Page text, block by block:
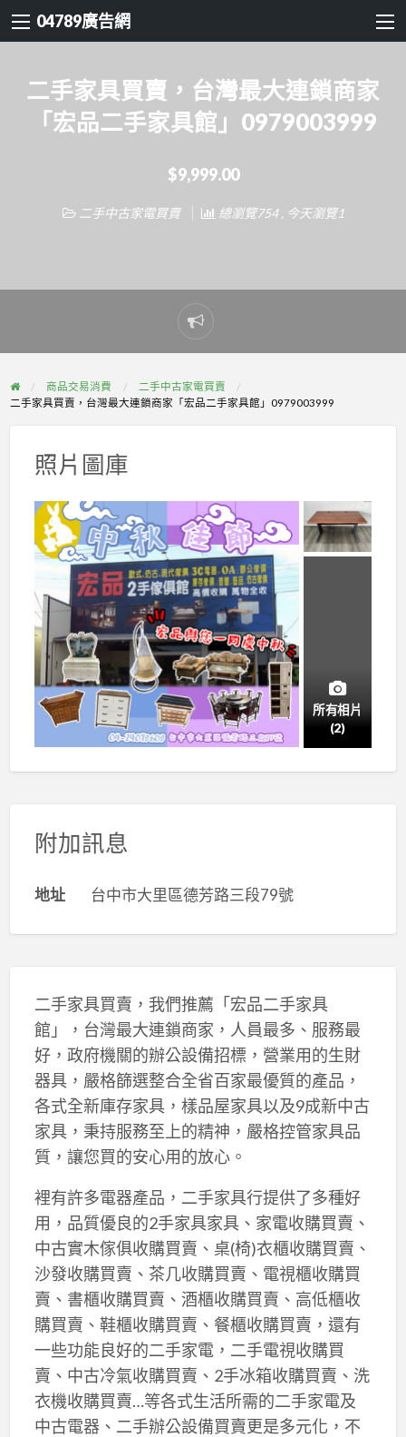
04789廣告網
二手家具買賣，台灣最大連鎖商家
「宏品二手家具館」0979003999
$9,999.00
二手中古家電買賣 總瀏覽754 , 今天瀏覽1
Report
problem
商品交易消費
二手中古家電買賣
二手家具買賣，台灣最大連鎖商家「宏品二手家具館」0979003999
照片圖庫
所有相片
(2)
附加訊息
地址 台中市大里區德芳路三段79號
二手家具買賣，我們推薦「宏品二手家具
館」，台灣最大連鎖商家，人員最多、服務最
好，政府機關的辦公設備招標，營業用的生財
器具，嚴格篩選整合全省百家最優質的產品，
各式全新庫存家具，樣品屋家具以及9成新中古
家具，秉持服務至上的精神，嚴格控管家具品
質，讓您買的安心用的放心。
裡有許多電器產品，二手家具行提供了多種好
用，品質優良的2手家具家具、家電收購買賣、
中古實木傢俱收購買賣、桌(椅)衣櫃收購買賣、
沙發收購買賣、茶几收購買賣、電視櫃收購買
賣、書櫃收購買賣、酒櫃收購買賣、高低櫃收
購買賣、鞋櫃收購買賣、餐櫃收購買賣，還有
一些功能良好的二手家電，二手電視收購買
賣、中古冷氣收購買賣、2手冰箱收購買賣、洗
衣機收購買賣…等各式生活所需的二手家電及
中古電器、二手辦公設備買賣更是多元化，不